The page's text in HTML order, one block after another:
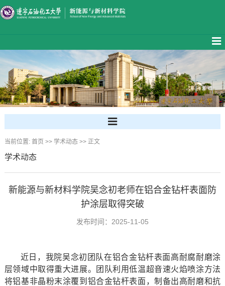
当前位置: 首页 >> 学术动态>> 正文
学术动态
新能源与新材料学院吴念初老师在铝合金钻杆表面防
护涂层取得突破
发布时间：2025-11-05
近日，我院吴念初团队在铝合金钻杆表面高耐腐耐磨涂
层领域中取得重大进展。团队利用低温超音速火焰喷涂方法
将铝基非晶粉末涂覆到铝合金钻杆表面，制备出高耐磨和抗